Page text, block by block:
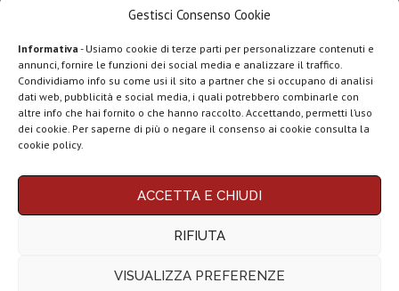
Gestisci Consenso Cookie
Informativa - Usiamo cookie di terze parti per personalizzare contenuti e
annunci, fornire le funzioni dei social media e analizzare il traffico.
Condividiamo info su come usi il sito a partner che si occupano di analisi
dati web, pubblicità e social media, i quali potrebbero combinarle con
altre info che hai fornito o che hanno raccolto. Accettando, permetti l’uso
dei cookie. Per saperne di più o negare il consenso ai cookie consulta la
cookie policy.
ACCETTA E CHIUDI
RIFIUTA
VISUALIZZA PREFERENZE
una particolare attenzione al mondo Android, Apple e
Chi siamo Contatti Disclaimer Privacy policy
Questo blog non rappresenta una testata giornalistica in quanto viene aggiornato
Affiliazione Amazon EU, un programma che eroga ai siti una commissione
LEGGI ANCHE
Google lancia
Search Live con
Rassegna stampa
Business e la